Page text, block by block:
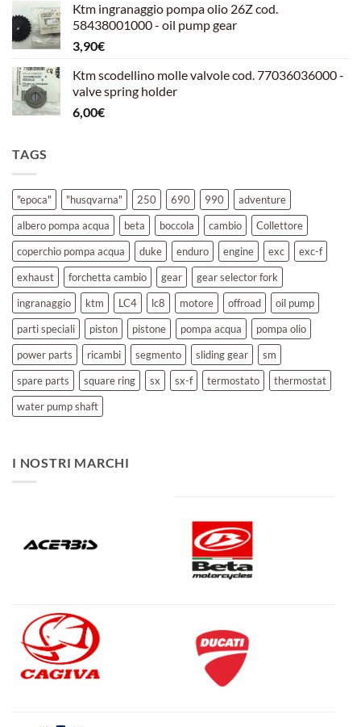
originale
era:
attuale
è:
Ktm ingranaggio pompa olio 26Z cod.
58438001000 - oil pump gear
3,90€
Ktm scodellino molle valvole cod. 77036036000 -
valve spring holder
6,00€
TAGS
"epoca" "husqvarna" 250 690 990
adventure
albero pompa acqua
beta boccola cambio
Collettore
coperchio pompa acqua
duke enduro engine exc
exc-f
exhaust
forchetta cambio gear
gear selector fork
ingranaggio
ktm LC4 lc8 motore offroad
oil pump
parti speciali
piston pistone pompa acqua
pompa olio
power parts
ricambi segmento sliding gear
sm
spare parts
square ring sx sx-f termostato
thermostat
water pump shaft
I NOSTRI MARCHI